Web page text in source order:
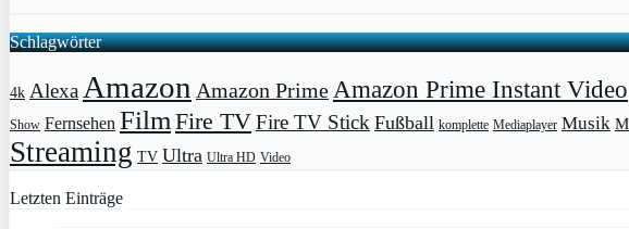
Schlagwörter
4k AlexaAmazon Amazon PrimeAmazon Prime Instant Video
Show Fernsehen FilmFire TVFire TV Stick Fußball komplette Mediaplayer Musik
Streaming TV Ultra Ultra HD Video
Letzten Einträge